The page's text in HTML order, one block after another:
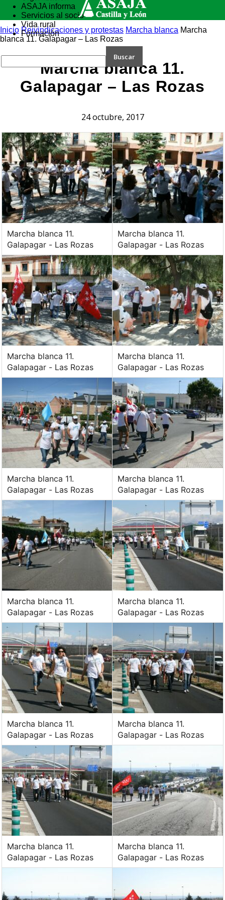
ASAJA informa
Servicios al socio
Vida rural
Formación
Inicio Reivindicaciones y protestas Marcha blanca Marcha
blanca 11. Galapagar – Las Rozas
Marcha blanca 11.
Galapagar – Las Rozas
24 octubre, 2017
Marcha blanca 11.
Galapagar - Las Rozas
Marcha blanca 11.
Galapagar - Las Rozas
Marcha blanca 11.
Galapagar - Las Rozas
Marcha blanca 11.
Galapagar - Las Rozas
Marcha blanca 11.
Galapagar - Las Rozas
Marcha blanca 11.
Galapagar - Las Rozas
Marcha blanca 11.
Galapagar - Las Rozas
Marcha blanca 11.
Galapagar - Las Rozas
Marcha blanca 11.
Galapagar - Las Rozas
Marcha blanca 11.
Galapagar - Las Rozas
Marcha blanca 11.
Galapagar - Las Rozas
Marcha blanca 11.
Galapagar - Las Rozas